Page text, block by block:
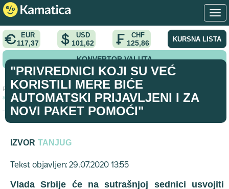
EUR
117,37
USD
101,62
CHF
125,86 KURSNA LISTA
KONVERTOR VALUTA
Početna > vest >
"Privrednici koji su već koristili mere biće
automatski prijavljeni i za novi paket pomoći"
"PRIVREDNICI KOJI SU VEĆ
KORISTILI MERE BIĆE
AUTOMATSKI PRIJAVLJENI I ZA
NOVI PAKET POMOĆI"
IZVOR TANJUG
Tekst objavljen: 29.07.2020 13:55
Vlada Srbije će na sutrašnjoj sednici usvojiti